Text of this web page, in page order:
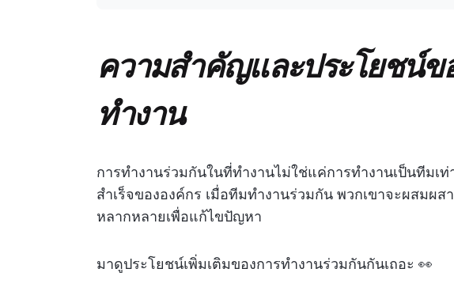
ความสำคัญและประโยชน์ข
ทำงาน
การทำงานร่วมกันในที่ทำงานไม่ใช่แค่การทำงานเป็นทีม
สำเร็จขององค์กร เมื่อทีมทำงานร่วมกัน พวกเขาจะผสมผ
หลากหลายเพื่อแก้ไขปัญหา
มาดูประโยชน์เพิ่มเติมของการทำงานร่วมกันกันเถอะ 👀